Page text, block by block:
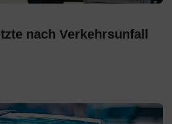
nach Verkehrsunfall